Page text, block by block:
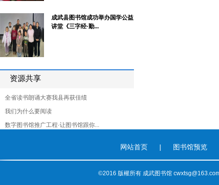
成武县图书馆成功举办国学公益
讲堂《三字经·勤...
资源共享
全省读书朗诵大赛我县再获佳绩
我们为什么要阅读
数字图书馆推广工程·让图书馆跟你...
网站首页 | 图书馆预览
©2016 版權所有 成武图书馆